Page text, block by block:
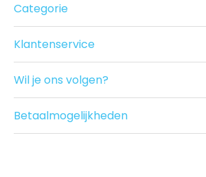
Categorie
Seksspeeltjes
Acties
Drogist
Nieuwe producten
Klantenservice
Betalen
Bezorgen
Recensies
Wil je ons volgen?
Betaalmogelijkheden